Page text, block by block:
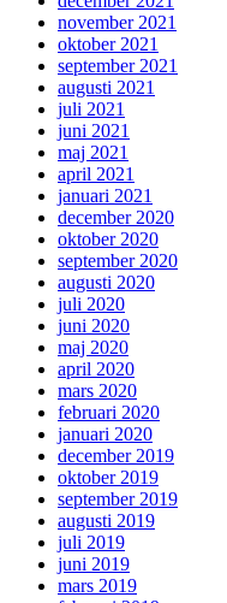
november 2021
oktober 2021
september 2021
augusti 2021
juli 2021
juni 2021
maj 2021
april 2021
januari 2021
december 2020
oktober 2020
september 2020
augusti 2020
juli 2020
juni 2020
maj 2020
april 2020
mars 2020
februari 2020
januari 2020
december 2019
oktober 2019
september 2019
augusti 2019
juli 2019
juni 2019
mars 2019